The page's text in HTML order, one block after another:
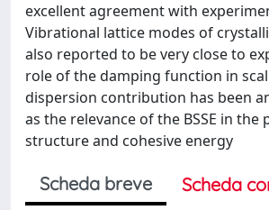
excellent agreement with
Vibrational lattice modes of
also reported to be very close to
role of the damping function in
dispersion contribution has been
as the relevance of the BSSE in
structure and cohesive energy
Scheda breve
Scheda